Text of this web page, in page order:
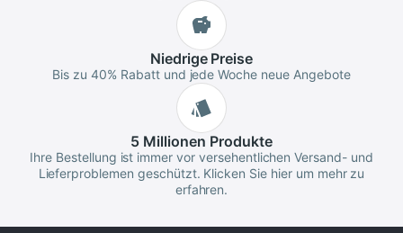
NiedrigePreise
Bis zu 40% Rabatt und jede Woche neue Angebote
5 Millionen Produkte
Ihre Bestellung ist immer vor versehentlichen Versand- und
Lieferproblemen geschützt. Klicken Sie hier um mehr zu
erfahren.